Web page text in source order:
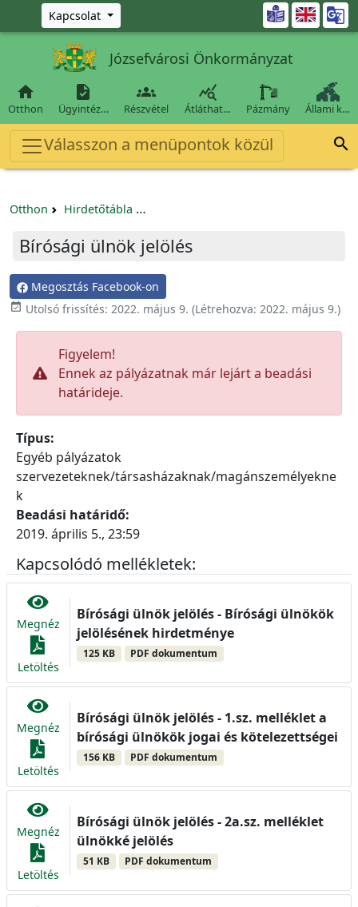
Ugrás a fő tartalomra
Kapcsolat 
Józsefvárosi Önkormányzat

Otthon

Ügyintéz…

Részvétel

Átláthat… Pázmány Állami k…
Válasszon a menüpontok közül 
Otthon Hirdetőtábla
Bírósági ülnök jelölés
Megosztás Facebook-on
 Utolsó frissítés: 2022. május 9. (Létrehozva: 2022. május 9.)
Figyelem!
Ennek az pályázatnak már lejárt a beadási
határideje.
Típus:
Egyéb pályázatok
szervezeteknek/társasházaknak/magánszemélyekne
k
Beadási határidő:
2019. április 5., 23:59
Kapcsolódó mellékletek:
Megnéz
Letöltés
Bírósági ülnök jelölés - Bírósági ülnökök
jelölésének hirdetménye
125 KB PDF dokumentum
Megnéz
Letöltés
Bírósági ülnök jelölés - 1.sz. melléklet a
bírósági ülnökök jogai és kötelezettségei
156 KB PDF dokumentum
Megnéz
Letöltés
Bírósági ülnök jelölés - 2a.sz. melléklet
ülnökké jelölés
51 KB PDF dokumentum